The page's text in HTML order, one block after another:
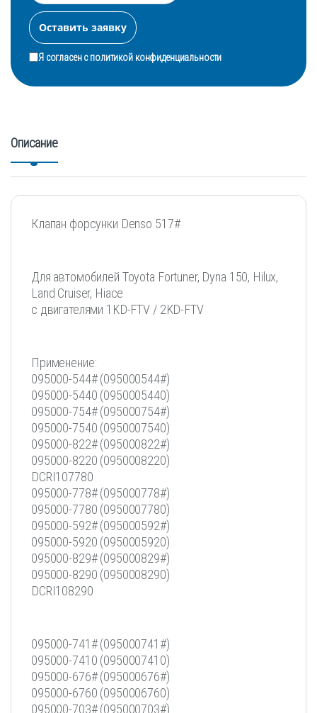
Я согласен сполитикой конфиденциальности
Описание
Клапан форсунки Denso 517#
Для автомобилей Toyota Fortuner, Dyna 150, Hilux,
Land Cruiser, Hiace
с двигателями 1KD-FTV / 2KD-FTV
Применение:
095000-544# (095000544#)
095000-5440 (0950005440)
095000-754# (095000754#)
095000-7540 (0950007540)
095000-822# (095000822#)
095000-8220 (0950008220)
DCRI107780
095000-778# (095000778#)
095000-7780 (0950007780)
095000-592# (095000592#)
095000-5920 (0950005920)
095000-829# (095000829#)
095000-8290 (0950008290)
DCRI108290
095000-741# (095000741#)
095000-7410 (0950007410)
095000-676# (095000676#)
095000-6760 (0950006760)
095000-703# (095000703#)